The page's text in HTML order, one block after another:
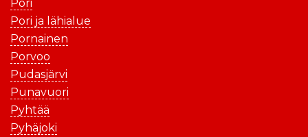
Pori
Pori ja lähialue
Pornainen
Porvoo
Pudasjärvi
Punavuori
Pyhtää
Pyhäjoki